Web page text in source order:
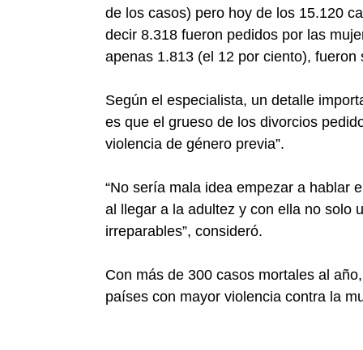
de los casos) pero hoy de los 15.120
decir 8.318 fueron pedidos por las
apenas 1.813 (el 12 por ciento), fueron
Según el especialista, un detalle
es que el grueso de los divorcios
violencia de género previa”.
“No sería mala idea empezar a hablar
al llegar a la adultez y con ella no solo
irreparables”, consideró.
Con más de 300 casos mortales al
países con mayor violencia contra la